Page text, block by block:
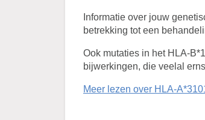
Informatie over jouw
betrekking tot een
Ook mutaties in het HLA-
bijwerkingen, die veelal
Meer lezen over HLA-